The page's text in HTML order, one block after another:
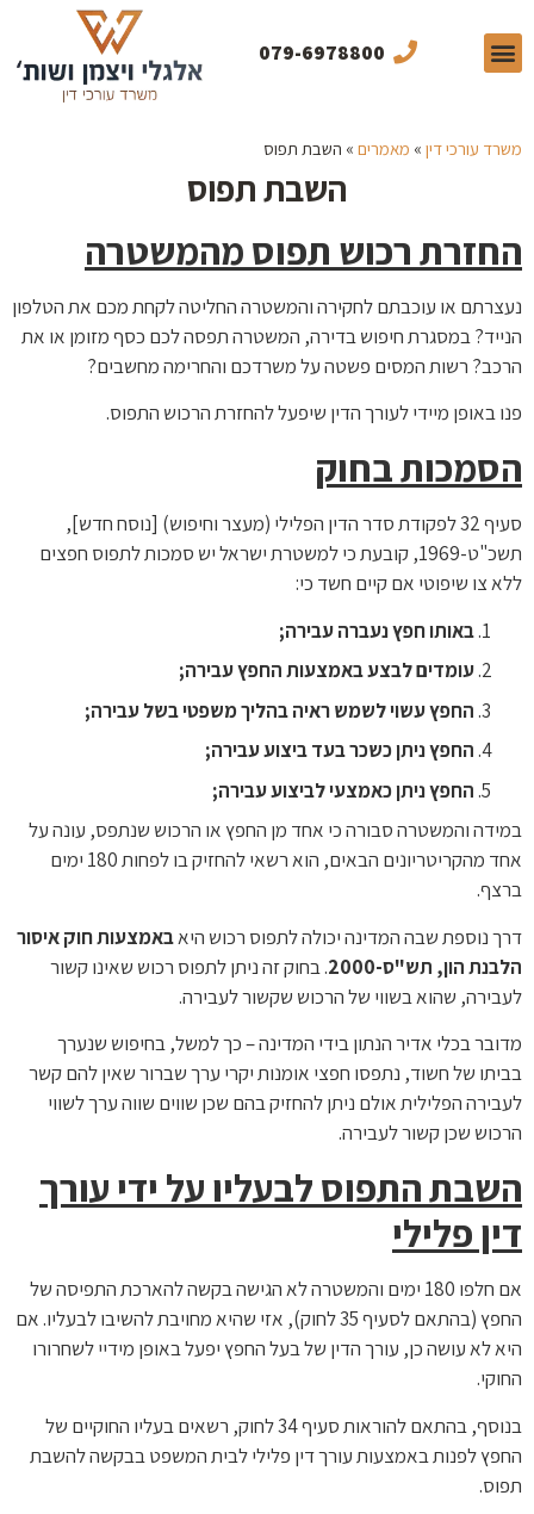
079-6978800
משרד עורכי דין » מאמרים » השבת תפוס
השבת תפוס
החזרת רכוש תפוס מהמשטרה
נעצרתם או עוכבתם לחקירה והמשטרה החליטה לקחת מכם את הטלפון
הנייד? במסגרת חיפוש בדירה, המשטרה תפסה לכם כסף מזומן או את
הרכב? רשות המסים פשטה על משרדכם והחרימה מחשבים?
פנו באופן מיידי לעורך הדין שיפעל להחזרת הרכוש התפוס.
הסמכות בחוק
סעיף 32 לפקודת סדר הדין הפלילי (מעצר וחיפוש) [נוסח חדש],
תשכ"ט-1969, קובעת כי למשטרת ישראל יש סמכות לתפוס חפצים
ללא צו שיפוטי אם קיים חשד כי:
באותו חפץ נעברה עבירה;
עומדים לבצע באמצעות החפץ עבירה;
החפץ עשוי לשמש ראיה בהליך משפטי בשל עבירה;
החפץ ניתן כשכר בעד ביצוע עבירה;
החפץ ניתן כאמצעי לביצוע עבירה;
במידה והמשטרה סבורה כי אחד מן החפץ או הרכוש שנתפס, עונה על
אחד מהקריטריונים הבאים, הוא רשאי להחזיק בו לפחות 180 ימים
ברצף.
דרך נוספת שבה המדינה יכולה לתפוס רכוש היאבאמצעות חוק איסור
הלבנת הון, תש"ס-2000
. בחוק זה ניתן לתפוס רכוש שאינו קשור
לעבירה, שהוא בשווי של הרכוש שקשור לעבירה.
מדובר בכלי אדיר הנתון בידי המדינה – כך למשל, בחיפוש שנערך
בביתו של חשוד, נתפסו חפצי אומנות יקרי ערך שברור שאין להם קשר
לעבירה הפלילית אולם ניתן להחזיק בהם שכן שווים שווה ערך לשווי
הרכוש שכן קשור לעבירה.
השבת התפוס לבעליו על ידי עורך
דין פלילי
אם חלפו 180 ימים והמשטרה לא הגישה בקשה להארכת התפיסה של
החפץ (בהתאם לסעיף 35 לחוק), אזי שהיא מחויבת להשיבו לבעליו. אם
היא לא עושה כן, עורך הדין של בעל החפץ יפעל באופן מידיי לשחרורו
החוקי.
בנוסף, בהתאם להוראות סעיף 34 לחוק, רשאים בעליו החוקיים של
החפץ לפנות באמצעות עורך דין פלילי לבית המשפט בבקשה להשבת
תפוס.